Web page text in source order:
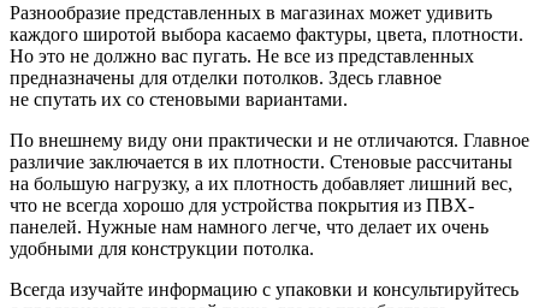
Разнообразие представленных в магазинах может удивить
каждого широтой выбора касаемо фактуры, цвета, плотности.
Но это не должно вас пугать. Не все из представленных
предназначены для отделки потолков. Здесь главное
не спутать их со стеновыми вариантами.
По внешнему виду они практически и не отличаются. Главное
различие заключается в их плотности. Стеновые рассчитаны
на большую нагрузку, а их плотность добавляет лишний вес,
что не всегда хорошо для устройства покрытия из ПВХ-
панелей. Нужные нам намного легче, что делает их очень
удобными для конструкции потолка.
Всегда изучайте информацию с упаковки и консультируйтесь